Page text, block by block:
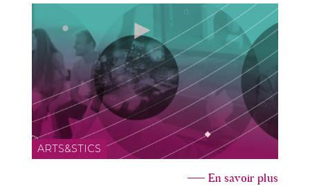
ARTS&STICS
En savoir plus